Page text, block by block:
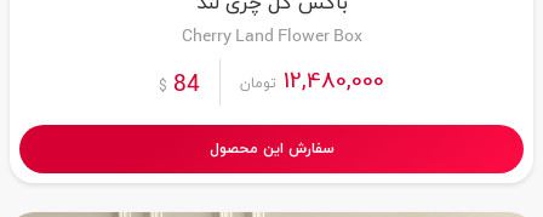
Cherry Land Flower Box
12,480,000 تومان 84
$
سفارش این محصول